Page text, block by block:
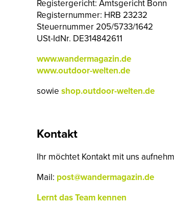
Registergericht: Amtsgericht Bonn
Registernummer: HRB 23232
Steuernummer 205/5733/1642
USt-IdNr. DE314842611
www.wandermagazin.de
www.outdoor-welten.de
sowie shop.outdoor-welten.de
Kontakt
Ihr möchtet Kontakt mit uns
Mail: post@wandermagazin.de
Lernt das Team kennen